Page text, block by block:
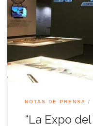
XXV Aniversario de
sueño a la realidad” y
Navegación, celebra
Museos con una
Lo […]
NOTAS DE PRENSA
“La Expo